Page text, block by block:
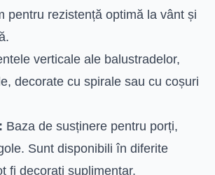
pentru rezistență optimă la vânt și
verticale ale balustradelor,
decorate cu spirale sau cu coșuri
Baza de susținere pentru porți,
Sunt disponibili în diferite
fi decorați suplimentar.